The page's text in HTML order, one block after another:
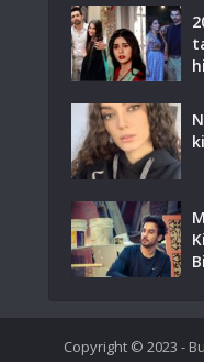
Copyright © 2023 - Bu